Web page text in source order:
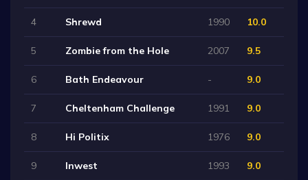
4 Shrewd 1990 10.0
5 Zombie from the Hole 2007 9.5
6 Bath Endeavour - 9.0
7 Cheltenham Challenge 1991 9.0
8 Hi Politix 1976 9.0
9 Inwest 1993 9.0